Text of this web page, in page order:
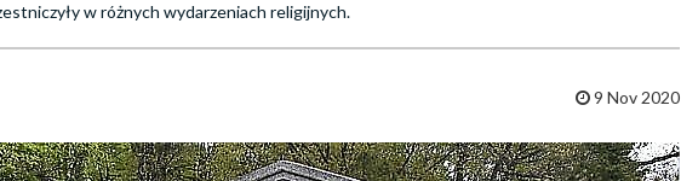
w różnych wydarzeniach religijnych.
9 Nov 2020